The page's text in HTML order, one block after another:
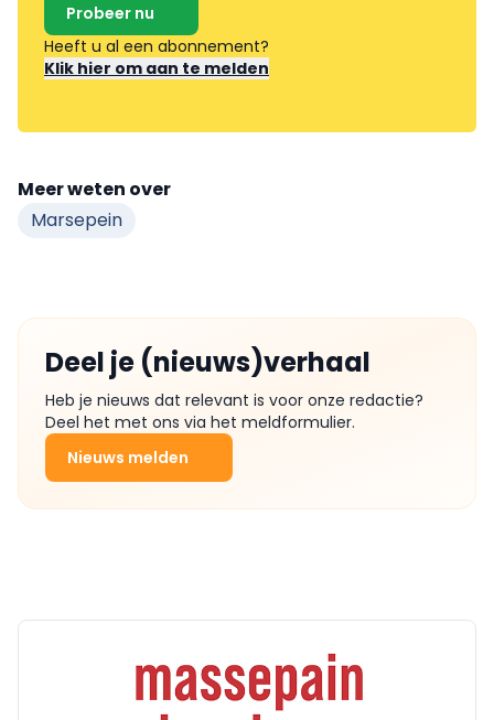
Probeer nu
Heeft u al een abonnement?
Klik hier om aan te melden
Meer weten over
Marsepein
Deel je (nieuws)verhaal
Heb je nieuws dat relevant is voor onze redactie?
Deel het met ons via het meldformulier.
Nieuws melden